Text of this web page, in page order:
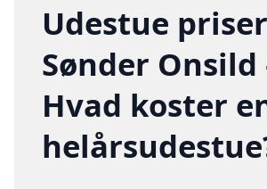
Udestue
Sønder Onsild
Hvad koster